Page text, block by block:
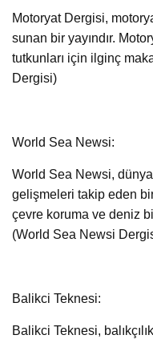
Motoryat Dergisi,
sunan bir yayındır.
tutkunları için ilginç
Dergisi)
World Sea Newsi:
World Sea Newsi,
gelişmeleri takip eden
çevre koruma ve deniz
(World Sea Newsi
Balikci Teknesi:
Balikci Teknesi,